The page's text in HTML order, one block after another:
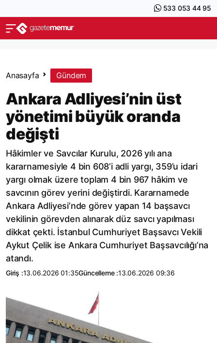
533 053 44 95
Anasayfa Gündem
Ankara Adliyesi’nin üst
yönetimi büyük oranda
değişti
Hâkimler ve Savcılar Kurulu, 2026 yılı ana
kararnamesiyle 4 bin 608’i adli yargı, 359’u idari
yargı olmak üzere toplam 4 bin 967 hâkim ve
savcının görev yerini değiştirdi. Kararnamede
Ankara Adliyesi’nde görev yapan 14 başsavcı
vekilinin görevden alınarak düz savcı yapılması
dikkat çekti. İstanbul Cumhuriyet Başsavcı Vekili
Aykut Çelik ise Ankara Cumhuriyet Başsavcılığı’na
atandı.
Giriş :13.06.2026 01:35Güncelleme :13.06.2026 09:36